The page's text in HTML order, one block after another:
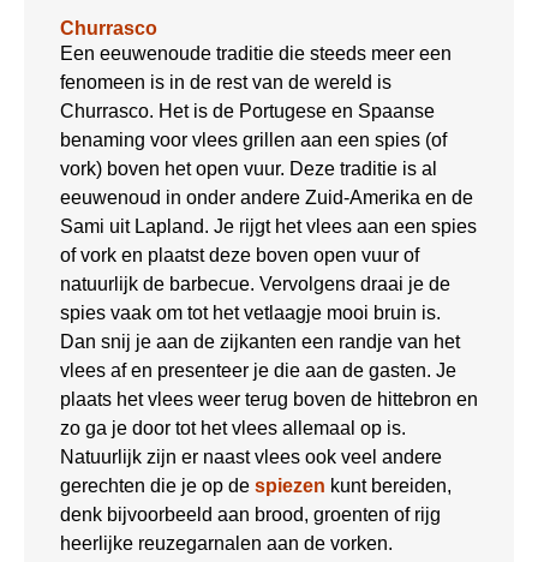
Churrasco
Een eeuwenoude traditie die steeds meer een
fenomeen is in de rest van de wereld is
Churrasco. Het is de Portugese en Spaanse
benaming voor vlees grillen aan een spies (of
vork) boven het open vuur. Deze traditie is al
eeuwenoud in onder andere Zuid-Amerika en de
Sami uit Lapland. Je rijgt het vlees aan een spies
of vork en plaatst deze boven open vuur of
natuurlijk de barbecue. Vervolgens draai je de
spies vaak om tot het vetlaagje mooi bruin is.
Dan snij je aan de zijkanten een randje van het
vlees af en presenteer je die aan de gasten. Je
plaats het vlees weer terug boven de hittebron en
zo ga je door tot het vlees allemaal op is.
Natuurlijk zijn er naast vlees ook veel andere
gerechten die je op de spiezen kunt bereiden,
denk bijvoorbeeld aan brood, groenten of rijg
heerlijke reuzegarnalen aan de vorken.